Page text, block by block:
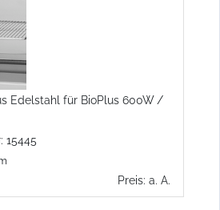
Edelstahl für BioPlus 600W /
15445
Preis: a. A.